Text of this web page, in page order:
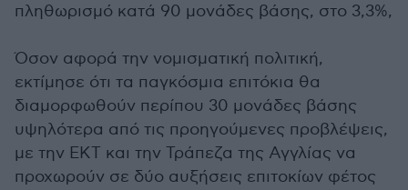
πληθωρισμό κατά 90 μονάδες βάσης, στο 3,3%,
Όσον αφορά την νομισματική πολιτική,
εκτίμησε ότι τα παγκόσμια επιτόκια θα
διαμορφωθούν περίπου 30 μονάδες βάσης
υψηλότερα από τις προηγούμενες προβλέψεις,
με την ΕΚΤ και την Τράπεζα της Αγγλίας να
προχωρούν σε δύο αυξήσεις επιτοκίων φέτος